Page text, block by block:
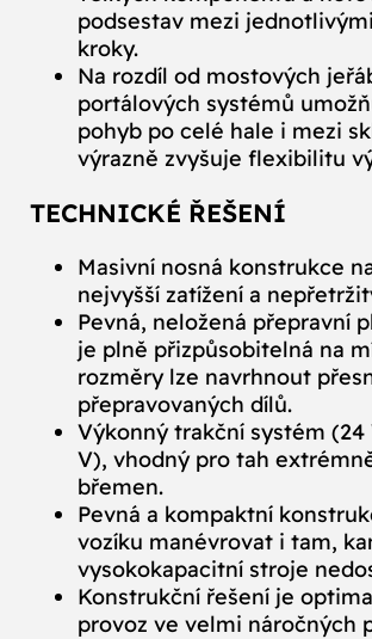
podsestav mezi
kroky.
Na rozdíl od mostových
portálových systémů
pohyb po celé hale i mezi
výrazně zvyšuje flexibilitu
TECHNICKÉ ŘEŠENÍ
Masivní nosná konstrukce
nejvyšší zatížení a
Pevná, neložená přepravní
je plně přizpůsobitelná na
rozměry lze navrhnout
přepravovaných dílů.
Výkonný trakční systém (24
V), vhodný pro tah
břemen.
Pevná a kompaktní
vozíku manévrovat i tam,
vysokokapacitní stroje
Konstrukční řešení je
provoz ve velmi náročných